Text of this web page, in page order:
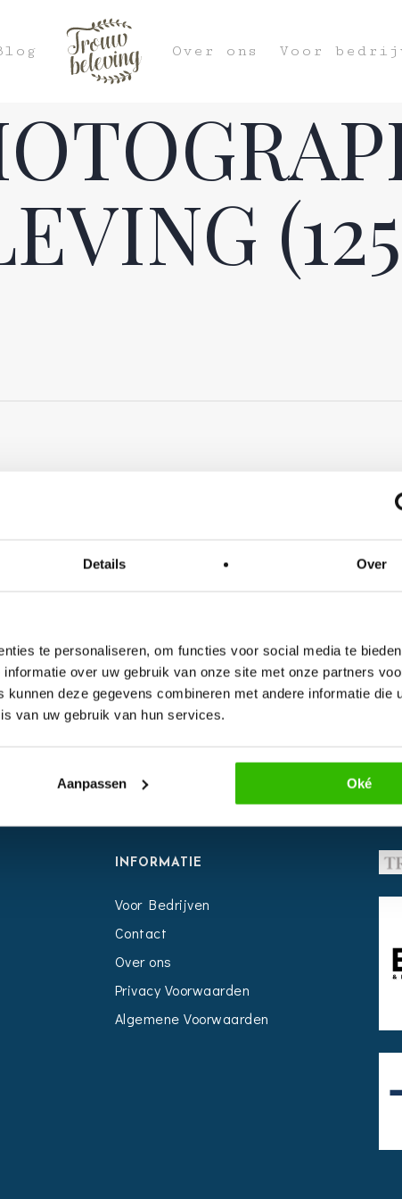
Details Over
te personaliseren, om functies voor social media te
over uw gebruik van onze site met onze partners
deze gegevens combineren met andere informatie die
van uw gebruik van hun services.
Aanpassen Oké
Over ons Voor
INFORMATIE
Voor Bedrijven
Contact
Over ons
Privacy Voorwaarden
Algemene Voorwaarden